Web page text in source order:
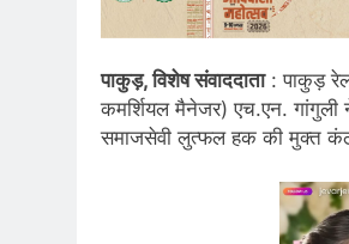
पाकुड़, विशेष संवाददाता: पाकुड़
कमर्शियल मैनेजर) एच.एन.
समाजसेवी लुत्फल हक की मुक्त